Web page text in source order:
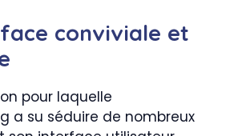
conviviale et
pour laquelle
a su séduire de nombreux